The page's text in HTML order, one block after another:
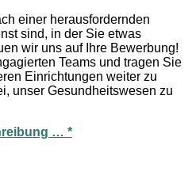
einer herausfordernden
sind, in der Sie etwas
wir uns auf Ihre Bewerbung!
Teams und tragen Sie
Einrichtungen weiter zu
unser Gesundheitswesen zu
… *